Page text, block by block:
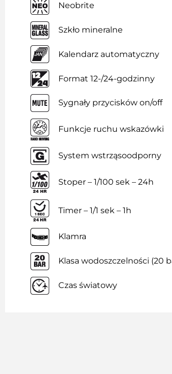
Neobrite
Szkło mineralne
Kalendarz automatyczny
Format 12-/24-godzinny
Sygnały przycisków on/off
Funkcje ruchu wskazówki
System wstrząsoodporny
Stoper – 1/100 sek – 24h
Timer – 1/1 sek – 1h
Klamra
Klasa wodoszczelności (20
Czas światowy